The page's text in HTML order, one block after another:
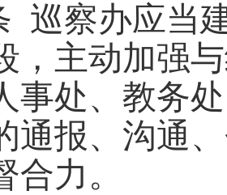
巡察办应当
，主动加强
事处、教务
通报、沟通
合力。